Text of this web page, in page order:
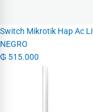
Switch Mikrotik Hap Ac
NEGRO
₲ 515.000